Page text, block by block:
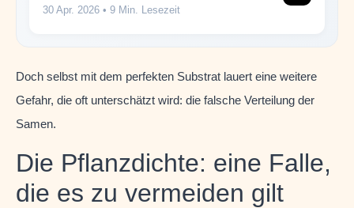
30 Apr. 2026 • 9 Min. Lesezeit
Doch selbst mit dem perfekten Substrat lauert eine weitere
Gefahr, die oft unterschätzt wird: die falsche Verteilung der
Samen.
Die Pflanzdichte: eine Falle,
die es zu vermeiden gilt